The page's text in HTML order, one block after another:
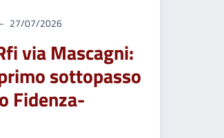
27/07/2026
via Mascagni:
sottopasso
Fidenza-